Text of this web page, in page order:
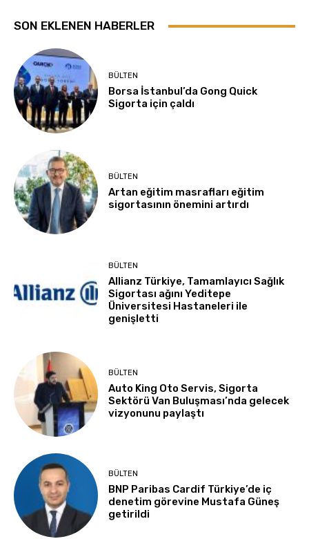
SON EKLENEN HABERLER
BÜLTEN
Borsa İstanbul’da Gong Quick
Sigorta için çaldı
BÜLTEN
Artan eğitim masrafları eğitim
sigortasının önemini artırdı
BÜLTEN
Allianz Türkiye, Tamamlayıcı Sağlık
Sigortası ağını Yeditepe
Üniversitesi Hastaneleri ile
genişletti
BÜLTEN
Auto King Oto Servis, Sigorta
Sektörü Van Buluşması’nda gelecek
vizyonunu paylaştı
BÜLTEN
BNP Paribas Cardif Türkiye’de iç
denetim görevine Mustafa Güneş
getirildi